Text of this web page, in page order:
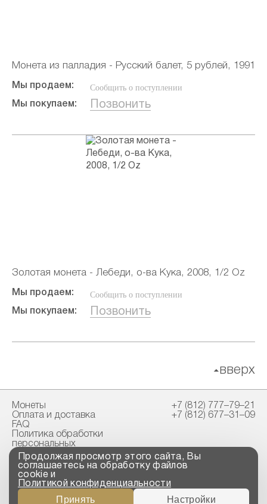
Монета из палладия - Русский балет, 5 рублей, 1991
Мы продаем: Сообщить о поступлении
Мы покупаем: Позвонить
Золотая монета - Лебеди, о-ва Кука, 2008, 1/2 Oz
Мы продаем: Сообщить о поступлении
Мы покупаем: Позвонить
вверх
Монеты
Оплата и доставка
FAQ
Политика обработки
персональных
данных
Свидетельство
пробирной палаты
+7 (812) 777–79–21
+7 (812) 677–31–09
Copyright © 2023-2026
“ООО ТРОЙСКИЙ
Продолжая просмотр этого сайта, Вы
соглашаетесь на обработку файлов
cookie и
Политикой конфиденциальности
Принять Настройки